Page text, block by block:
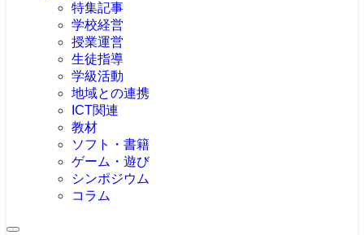
特集記事
学校経営
授業運営
生徒指導
学級活動
地域との連携
ICT関連
教材
ソフト・書籍
ゲーム・遊び
シンポジウム
コラム